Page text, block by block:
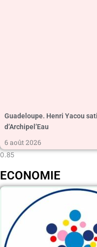
Guadeloupe. Henri Yacou
d’Archipel’Eau
6 août 2026
ECONOMIE